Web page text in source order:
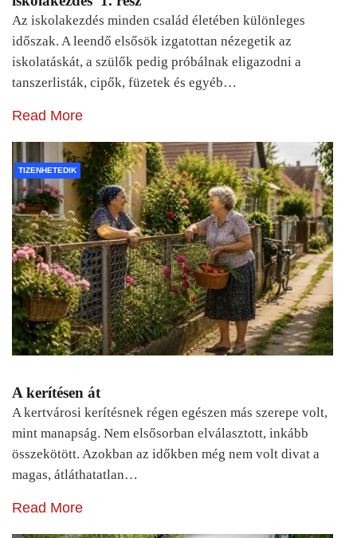
Az iskolakezdés minden család életében különleges
időszak. A leendő elsősök izgatottan nézegetik az
iskolatáskát, a szülők pedig próbálnak eligazodni a
tanszerlisták, cipők, füzetek és egyéb…
Read More
TIZENHETEDIK
A kerítésen át
A kertvárosi kerítésnek régen egészen más szerepe volt,
mint manapság. Nem elsősorban elválasztott, inkább
összekötött. Azokban az időkben még nem volt divat a
magas, átláthatatlan…
Read More